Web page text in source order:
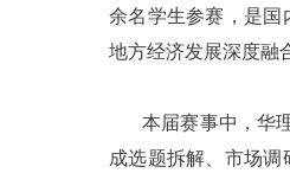
余名学生参赛，是国
地方经济发展深度融
本届赛事中，华理
成选题拆解、市场